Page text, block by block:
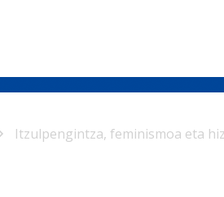
Itzulpengintza, feminismoa eta